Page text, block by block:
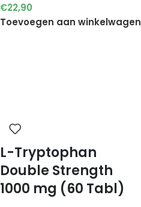
€22,90
Toevoegen aan winkelwagen
L-Tryptophan
Double Strength
1000 mg (60 Tabl)